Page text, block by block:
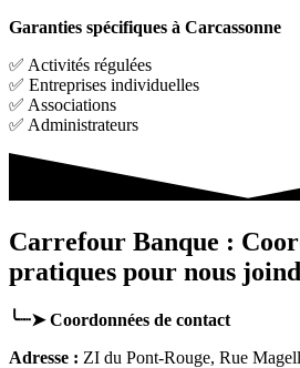
Garanties spécifiques à Carcassonne
✅ Activités régulées
✅ Entreprises individuelles
✅ Associations
✅ Administrateurs
Carrefour Banque :
pratiques pour nous
╰┈➤ Coordonnées de contact
Adresse : ZI du Pont-Rouge, Rue